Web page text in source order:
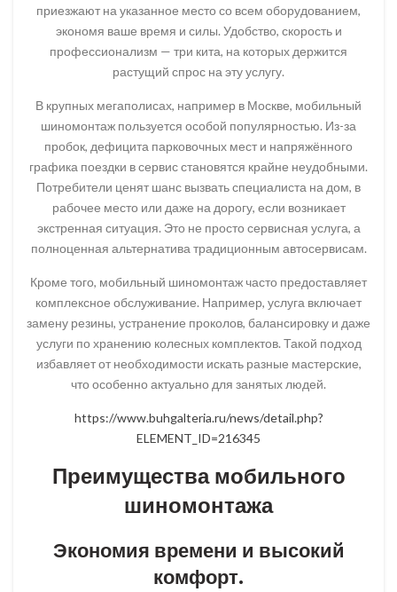
приезжают на указанное место со всем оборудованием,
экономя ваше время и силы. Удобство, скорость и
профессионализм — три кита, на которых держится
растущий спрос на эту услугу.
В крупных мегаполисах, например в Москве, мобильный
шиномонтаж пользуется особой популярностью. Из-за
пробок, дефицита парковочных мест и напряжённого
графика поездки в сервис становятся крайне неудобными.
Потребители ценят шанс вызвать специалиста на дом, в
рабочее место или даже на дорогу, если возникает
экстренная ситуация. Это не просто сервисная услуга, а
полноценная альтернатива традиционным автосервисам.
Кроме того, мобильный шиномонтаж часто предоставляет
комплексное обслуживание. Например, услуга включает
замену резины, устранение проколов, балансировку и даже
услуги по хранению колесных комплектов. Такой подход
избавляет от необходимости искать разные мастерские,
что особенно актуально для занятых людей.
https://www.buhgalteria.ru/news/detail.php?
ELEMENT_ID=216345
Преимущества мобильного
шиномонтажа
Экономия времени и высокий
комфорт.